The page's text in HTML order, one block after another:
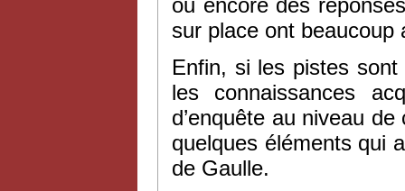
sur place ont beaucoup
Enfin, si les pistes
les connaissances
d’enquête au niveau
quelques éléments qui
de Gaulle.